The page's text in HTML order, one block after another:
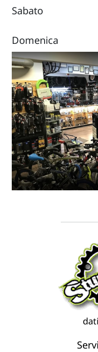
Sabato
Domenica